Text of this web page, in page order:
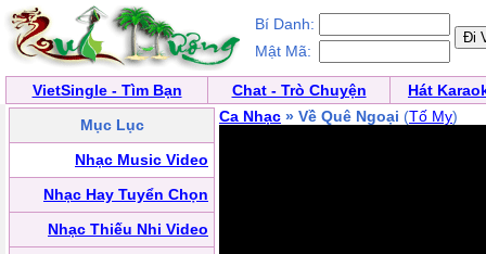
Bí Danh:
Mật Mã:
VietSingle - Tìm Bạn Chat - Trò Chuyện
Hát
Mục Lục
Nhạc Music Video
Nhạc Hay Tuyển Chọn
Nhạc Thiếu Nhi Video
Ca Nhạc » Về Quê Ngoại (Tố My)